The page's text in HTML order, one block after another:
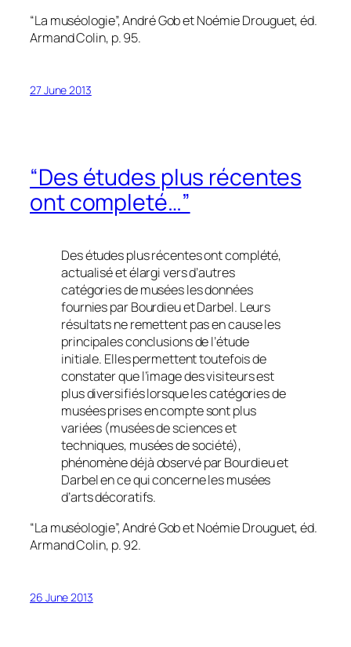
“La muséologie”, André Gob et Noémie Drouguet, éd.
Armand Colin, p. 95.
27 June 2013
“Des études plus récentes
ont completé…”
Des études plus récentes ont complété,
actualisé et élargi vers d’autres
catégories de musées les données
fournies par Bourdieu et Darbel. Leurs
résultats ne remettent pas en cause les
principales conclusions de l’étude
initiale. Elles permettent toutefois de
constater que l’image des visiteurs est
plus diversifiés lorsque les catégories de
musées prises en compte sont plus
variées (musées de sciences et
techniques, musées de société),
phénomène déjà observé par Bourdieu et
Darbel en ce qui concerne les musées
d’arts décoratifs.
“La muséologie”, André Gob et Noémie Drouguet, éd.
Armand Colin, p. 92.
26 June 2013